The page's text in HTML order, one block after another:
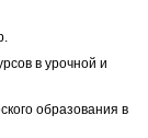
в урочной и
образования в